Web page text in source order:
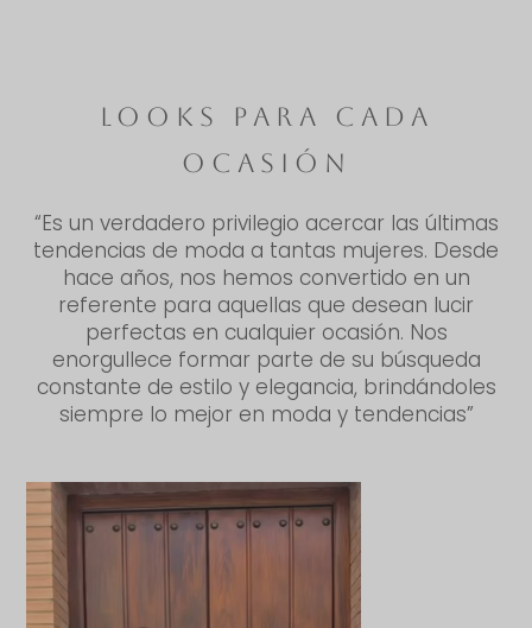
LOOKS PARA CADA
OCASIÓN
“Es un verdadero privilegio acercar las últimas
tendencias de moda a tantas mujeres. Desde
hace años, nos hemos convertido en un
referente para aquellas que desean lucir
perfectas en cualquier ocasión. Nos
enorgullece formar parte de su búsqueda
constante de estilo y elegancia, brindándoles
siempre lo mejor en moda y tendencias”